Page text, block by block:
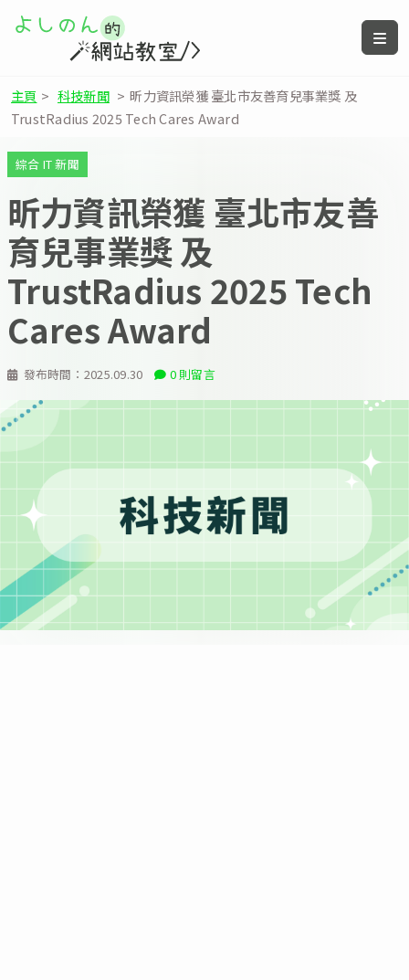
主頁 > 科技新聞 > 昕力資訊榮獲 臺北市友善育兒事業獎 及
TrustRadius 2025 Tech Cares Award
發布時間： 2025.09.30 0 則留言
綜合 IT 新聞
昕力資訊榮獲 臺北市友善
育兒事業獎 及
TrustRadius 2025 Tech
Cares Award